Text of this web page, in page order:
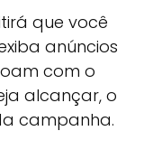
que você
anúncios
com o
alcançar, o
campanha.